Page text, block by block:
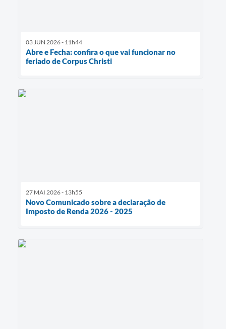
03 JUN 2026 - 11h44
Abre e Fecha: confira o que vai funcionar no
feriado de Corpus Christi
27 MAI 2026 - 13h55
Novo Comunicado sobre a declaração de
Imposto de Renda 2026 - 2025